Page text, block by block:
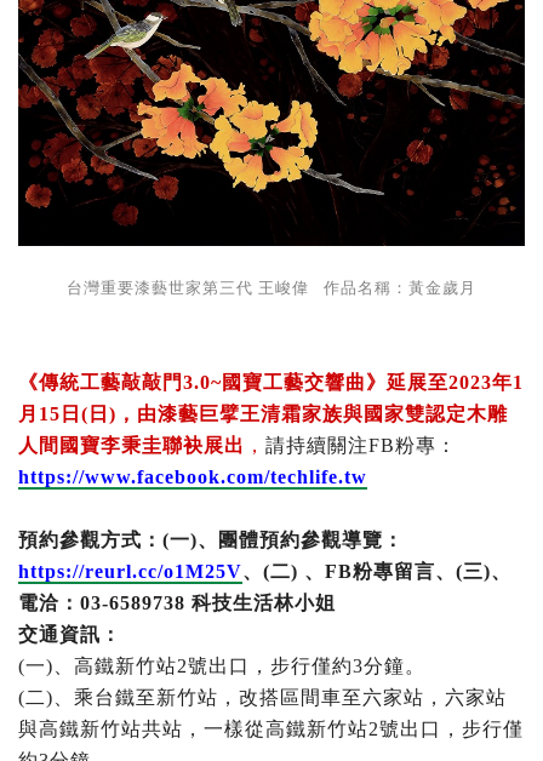
台灣重要漆藝世家第三代 王峻偉 作品名稱：黃金歲月
《傳統工藝敲敲門3.0~國寶工藝交響曲》延展至2023年1
月15日(日 )，由漆藝巨擘王清霜家族與國家雙認定木雕
人間國寶李秉圭聯袂展出 ， 請持續關注FB粉專：
https://www.facebook.com/techlife.tw
預約參觀方式：(一)、團體預約參觀導覽：
https://reurl.cc/o1M25V、(二) 、FB粉專留言、(三)、
電洽：03-6589738 科技生活林小姐
交通資訊：
(一)、高鐵新竹站2號出口，步行僅約3分鐘。
(二)、乘台鐵至新竹站，改搭區間車至六家站，六家站
與高鐵新竹站共站，一樣從高鐵新竹站2號出口，步行僅